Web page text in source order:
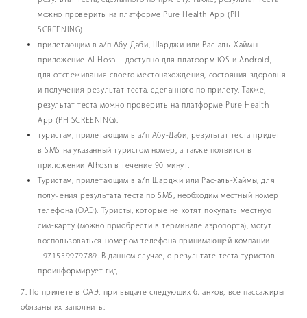
можно проверить на платформе Pure Health App (PH
SCREENING)
прилетающим в а/п Абу-Даби, Шарджи или Рас-аль-Хаймы -
приложение Al Hosn – доступно для платформ iOS и Android,
для отслеживания своего местонахождения, состояния здоровья
и получения результат теста, сделанного по прилету. Также,
результат теста можно проверить на платформе Pure Health
App (PH SCREENING).
туристам, прилетающим в а/п Абу-Даби, результат теста придет
в SMS на указанный туристом номер, а также появится в
приложении Alhosn в течение 90 минут.
Туристам, прилетающим в а/п Шарджи или Рас-аль-Хаймы, для
получения результата теста по SMS, необходим местный номер
телефона (ОАЭ). Туристы, которые не хотят покупать местную
сим-карту (можно приобрести в терминале аэропорта), могут
воспользоваться номером телефона принимающей компании
+971559979789. В данном случае, о результате теста туристов
проинформирует гид.
7. По прилете в ОАЭ, при выдаче следующих бланков, все пассажиры
обязаны их заполнить: